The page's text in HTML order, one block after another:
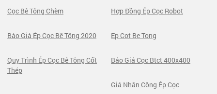
Cọc Bê Tông Chèm Hợp Đồng Ép Cọc Robot
Báo Giá Ép Cọc Bê Tông 2020 Ep Cot Be Tong
Quy Trình Ép Cọc Bê Tông Cốt
Thép
Báo Giá Cọc Btct 400x400
Giá Nhân Công Ép Cọc